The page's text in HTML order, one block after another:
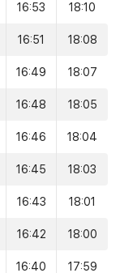
16:53 18:10
16:51 18:08
16:49 18:07
16:48 18:05
16:46 18:04
16:45 18:03
16:43 18:01
16:42 18:00
16:40 17:59